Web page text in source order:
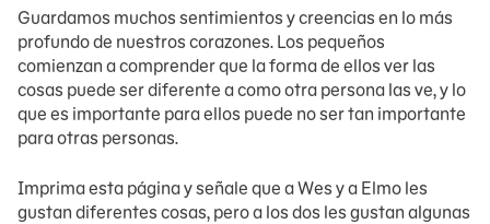
Guardamos muchos sentimientos y creencias en lo más
profundo de nuestros corazones. Los pequeños
comienzan a comprender que la forma de ellos ver las
cosas puede ser diferente a como otra persona las ve, y lo
que es importante para ellos puede no ser tan importante
para otras personas.
Imprima esta página y señale que a Wes y a Elmo les
gustan diferentes cosas, pero a los dos les gustan algunas